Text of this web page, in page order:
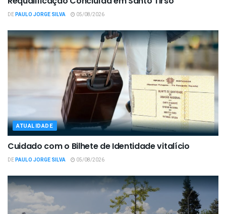
DEPAULO JORGE SILVA 05/08/2026
ATUALIDADE
Cuidado com o Bilhete de Identidade vitalício
DEPAULO JORGE SILVA 05/08/2026